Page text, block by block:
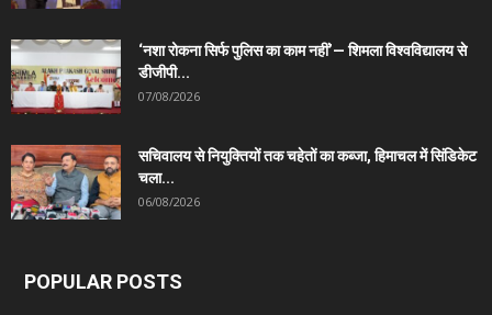
‘नशा रोकना सिर्फ पुलिस का काम नहीं’— शिमला विश्वविद्यालय से
डीजीपी...
07/08/2026
सचिवालय से नियुक्तियों तक चहेतों का कब्जा, हिमाचल में सिंडिकेट
चला...
06/08/2026
POPULAR POSTS